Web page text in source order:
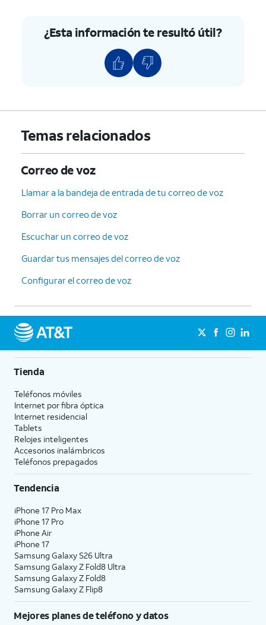
¿Esta información te resultó útil?
Temas relacionados
Correo de voz
Llamar a la bandeja de entrada de tu correo de voz
Borrar un correo de voz
Escuchar un correo de voz
Guardar tus mensajes del correo de voz
Configurar el correo de voz
Tienda
Teléfonos móviles
Internet por fibra óptica
Internet residencial
Tablets
Relojes inteligentes
Accesorios inalámbricos
Teléfonos prepagados
Tendencia
iPhone 17 Pro Max
iPhone 17 Pro
iPhone Air
iPhone 17
Samsung Galaxy S26 Ultra
Samsung Galaxy Z Fold8 Ultra
Samsung Galaxy Z Fold8
Samsung Galaxy Z Flip8
Mejores planes de teléfono y datos